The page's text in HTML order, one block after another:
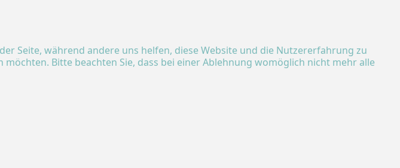
Seite, während andere uns helfen, diese Website und die Nutzererfahrung zu
Bitte beachten Sie, dass bei einer Ablehnung womöglich nicht mehr alle